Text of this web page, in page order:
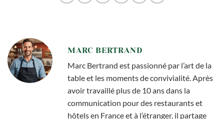
MARC BERTRAND
Marc Bertrand est passionné par l’art de la
table et les moments de convivialité. Après
avoir travaillé plus de 10 ans dans la
communication pour des restaurants et
hôtels en France et à l’étranger, il partage